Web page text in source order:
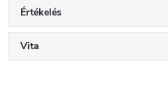
Értékelés
Vita